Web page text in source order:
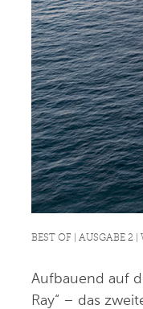
BEST OF | AUSGABE 2
Aufbauend auf
Ray“ – das